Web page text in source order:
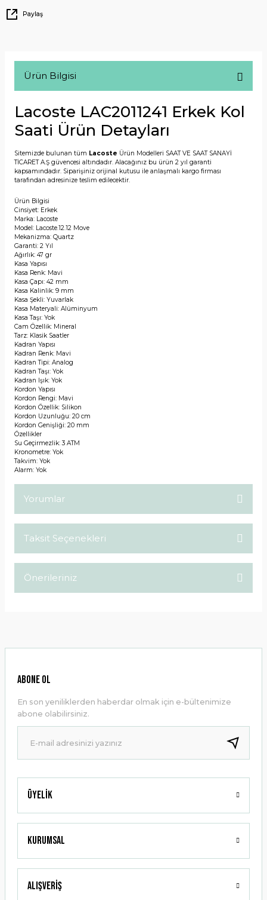
Paylaş
Ürün Bilgisi
Lacoste LAC2011241 Erkek Kol
Saati Ürün Detayları
Sitemizde bulunan tüm Lacoste Ürün Modelleri SAAT VE SAAT SANAYİ
TİCARET A.Ş güvencesi altındadır. Alacağınız bu ürün 2 yıl garanti
kapsamındadır. Siparişiniz orijinal kutusu ile anlaşmalı kargo firması
tarafından adresinize teslim edilecektir.
Ürün Bilgisi
Cinsiyet: Erkek
Marka: Lacoste
Model: Lacoste.12.12 Move
Mekanizma: Quartz
Garanti: 2 Yıl
Ağırlık: 47 gr
Kasa Yapısı
Kasa Renk: Mavi
Kasa Çapı: 42 mm
Kasa Kalinlik: 9 mm
Kasa Şekli: Yuvarlak
Kasa Materyali: Alüminyum
Kasa Taşı: Yok
Cam Özellik: Mineral
Tarz: Klasik Saatler
Kadran Yapısı
Kadran Renk: Mavi
Kadran Tipi: Analog
Kadran Taşı: Yok
Kadran Işık: Yok
Kordon Yapısı
Kordon Rengi: Mavi
Kordon Özellik: Silikon
Kordon Uzunluğu: 20 cm
Kordon Genişliği: 20 mm
Özellikler
Su Geçirmezlik: 3 ATM
Kronometre: Yok
Takvim: Yok
Alarm: Yok
Yorumlar
Taksit Seçenekleri
Önerileriniz
Ürün resmi kalitesiz, bozuk veya görüntülenemiyor.
Ürün bilgilerinde hatalar bulunuyor.
Ürün fiyatı diğer sitelerden daha pahalı.
Bu ürüne benzer farklı alternatifler olmalı.
Gönder
Üyelik
Kurumsal
Alışveriş
ABONE OL
En son yeniliklerden haberdar olmak için e-bültenimize
abone olabilirsiniz.